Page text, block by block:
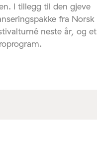
I tillegg til den gjeve
fra Norsk
neste år, og et